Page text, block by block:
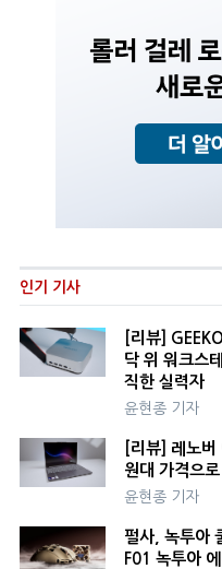
인기 기사
[리뷰]
닥 위 워크스
직한 실력자
윤현종 기자
[리뷰] 레노
원대 가격으
윤현종 기자
펄사, 녹투아
F01 녹투아 에